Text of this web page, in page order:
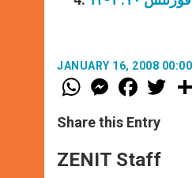
JANUARY 16, 2008 00:00
W
h
t
s
p
p
M
e
s
e
g
e
F
a
e
b
o
k
w
Share this Entry
ZENIT Staff